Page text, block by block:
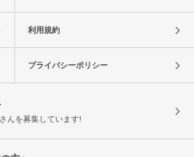
利用規約
プライバシーポリシー
んを募集しています!